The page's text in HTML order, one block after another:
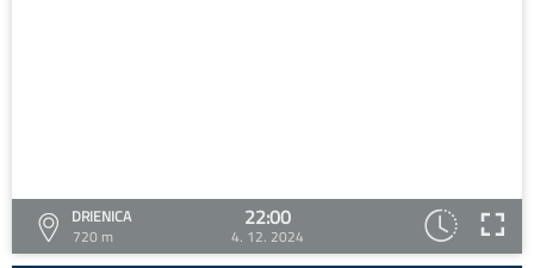
DRIENICA
720 m
22:00
4. 12. 2024